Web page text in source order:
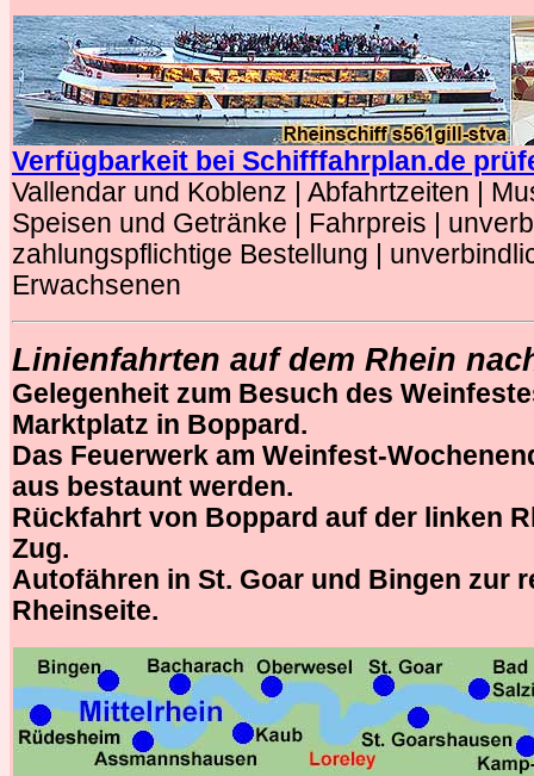
Verfügbarkeit bei Schifffahrplan.de
Vallendar und Koblenz | Abfahrtzeiten |
Speisen und Getränke | Fahrpreis |
zahlungspflichtige Bestellung |
Erwachsenen
Linienfahrten auf dem Rhein
Gelegenheit zum Besuch des
Marktplatz in Boppard.
Das Feuerwerk am Weinfest-
aus bestaunt werden.
Rückfahrt von Boppard auf der linken
Zug.
Autofähren in St. Goar und Bingen zur
Rheinseite.